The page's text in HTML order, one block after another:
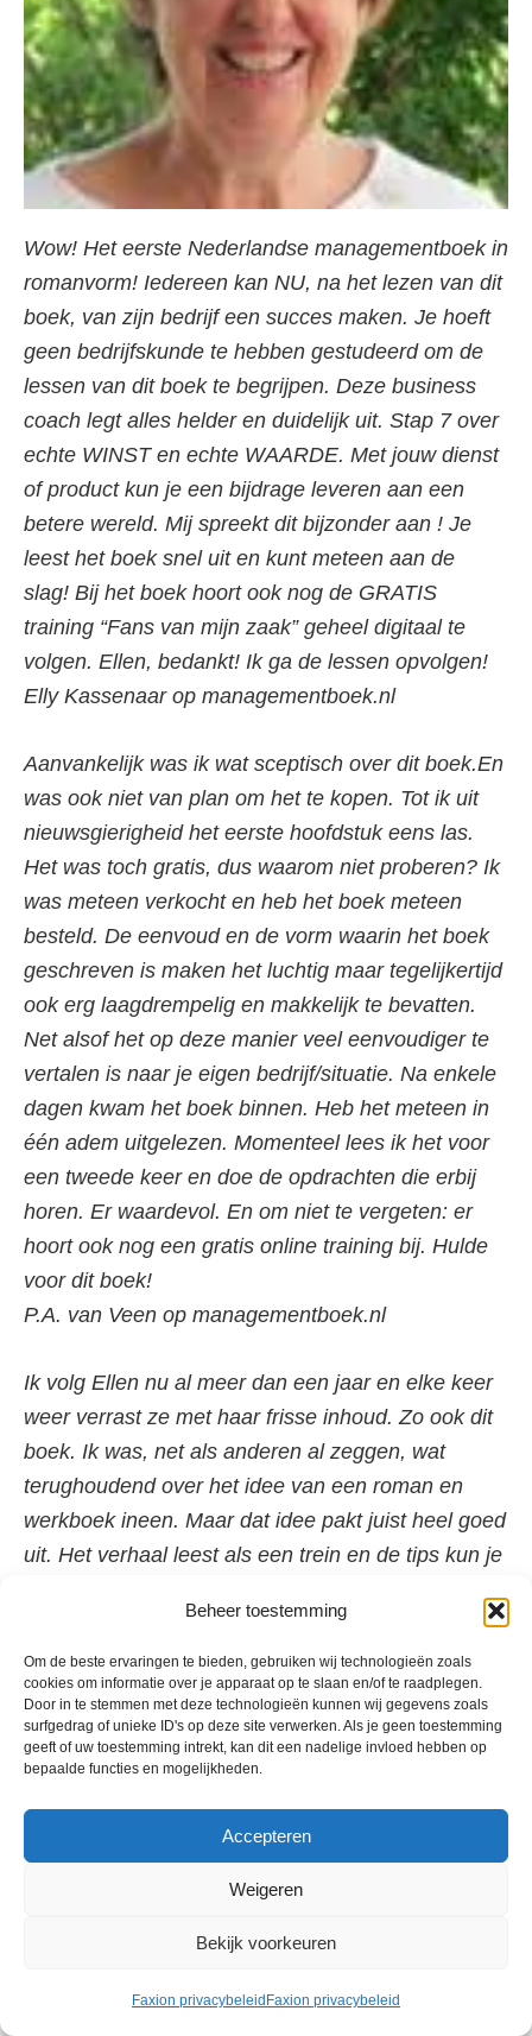
Beheer toestemming
Om de beste ervaringen te bieden, gebruiken wij technologieën zoals
cookies om informatie over je apparaat op te slaan en/of te raadplegen.
Door in te stemmen met deze technologieën kunnen wij gegevens zoals
surfgedrag of unieke ID's op deze site verwerken. Als je geen toestemming
geeft of uw toestemming intrekt, kan dit een nadelige invloed hebben op
bepaalde functies en mogelijkheden.
Accepteren
Weigeren
Bekijk voorkeuren
Faxion privacybeleid Faxion privacybeleid
Wow! Het eerste Nederlandse managementboek in
romanvorm! Iedereen kan NU, na het lezen van dit
boek, van zijn bedrijf een succes maken. Je hoeft
geen bedrijfskunde te hebben gestudeerd om de
lessen van dit boek te begrijpen. Deze business
coach legt alles helder en duidelijk uit. Stap 7 over
echte WINST en echte WAARDE. Met jouw dienst
of product kun je een bijdrage leveren aan een
betere wereld. Mij spreekt dit bijzonder aan ! Je
leest het boek snel uit en kunt meteen aan de
slag! Bij het boek hoort ook nog de GRATIS
training “Fans van mijn zaak” geheel digitaal te
volgen. Ellen, bedankt! Ik ga de lessen opvolgen!
Elly Kassenaar op managementboek.nl
Aanvankelijk was ik wat sceptisch over dit boek.En
was ook niet van plan om het te kopen. Tot ik uit
nieuwsgierigheid het eerste hoofdstuk eens las.
Het was toch gratis, dus waarom niet proberen? Ik
was meteen verkocht en heb het boek meteen
besteld. De eenvoud en de vorm waarin het boek
geschreven is maken het luchtig maar tegelijkertijd
ook erg laagdrempelig en makkelijk te bevatten.
Net alsof het op deze manier veel eenvoudiger te
vertalen is naar je eigen bedrijf/situatie. Na enkele
dagen kwam het boek binnen. Heb het meteen in
één adem uitgelezen. Momenteel lees ik het voor
een tweede keer en doe de opdrachten die erbij
horen. Er waardevol. En om niet te vergeten: er
hoort ook nog een gratis online training bij. Hulde
voor dit boek!
P.A. van Veen op managementboek.nl
Ik volg Ellen nu al meer dan een jaar en elke keer
weer verrast ze met haar frisse inhoud. Zo ook dit
boek. Ik was, net als anderen al zeggen, wat
terughoudend over het idee van een roman en
werkboek ineen. Maar dat idee pakt juist heel goed
uit. Het verhaal leest als een trein en de tips kun je
een beeld van wat je te doen staat in je bedrijf.
Aanrader!
N.H.B. Offenberg opmanagementboek.nl
Het idee van een managementboek in romanvorm
werken. Ik heb het boek in één keer uitgelezen en
begon al tijdens het lezen automatisch de tips die
de personages voor hun bedrijf kregen te vertalen
naar mijn eigen situatie. De stappen naar het
de hoofdstukken worden steeds afgesloten met